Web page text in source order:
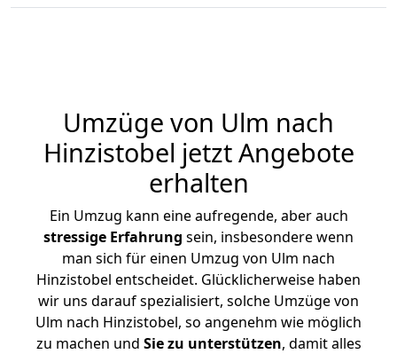
Umzüge von Ulm nach
Hinzistobel jetzt Angebote
erhalten
Ein Umzug kann eine aufregende, aber auch
stressige Erfahrung sein, insbesondere wenn
man sich für einen Umzug von Ulm nach
Hinzistobel entscheidet. Glücklicherweise haben
wir uns darauf spezialisiert, solche Umzüge von
Ulm nach Hinzistobel, so angenehm wie möglich
zu machen und Sie zu unterstützen, damit alles